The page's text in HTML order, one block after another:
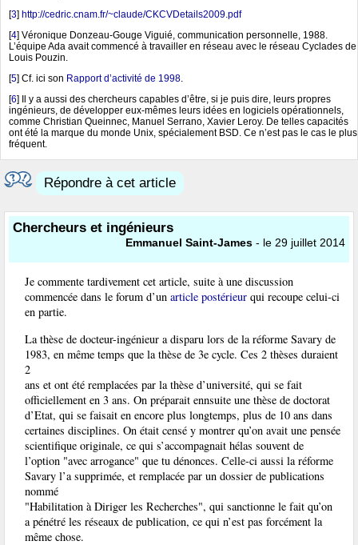
[3] http://cedric.cnam.fr/~claude/CKCVDetails2009.pdf
[4] Véronique Donzeau-Gouge Viguié, communication personnelle, 1988.
L’équipe Ada avait commencé à travailler en réseau avec le réseau Cyclades de
Louis Pouzin.
[5] Cf. ici son Rapport d’activité de 1998.
[6]
Il y a aussi des chercheurs capables d’être, si je puis dire, leurs propres
ingénieurs, de développer eux-mêmes leurs idées en logiciels opérationnels,
comme Christian Queinnec, Manuel Serrano, Xavier Leroy. De telles capacités
ont été la marque du monde Unix, spécialement BSD. Ce n’est pas le cas le plus
fréquent.
Répondre à cet article
Chercheurs et ingénieurs
Emmanuel Saint-James - le 29 juillet 2014
Je commente tardivement cet article, suite à une discussion
commencée dans le forum d’un article postérieur qui recoupe celui-ci
en partie.
La thèse de docteur-ingénieur a disparu lors de la réforme Savary de
1983, en même temps que la thèse de 3e cycle. Ces 2 thèses duraient
2
ans et ont été remplacées par la thèse d’université, qui se fait
officiellement en 3 ans. On préparait ennsuite une thèse de doctorat
d’Etat, qui se faisait en encore plus longtemps, plus de 10 ans dans
certaines disciplines. On était censé y montrer qu’on avait une pensée
scientifique originale, ce qui s’accompagnait hélas souvent de
l’option "avec arrogance" que tu dénonces. Celle-ci aussi la réforme
Savary l’a supprimée, et remplacée par un dossier de publications
nommé
"Habilitation à Diriger les Recherches", qui sanctionne le fait qu’on
a pénétré les réseaux de publication, ce qui n’est pas forcément la
même chose.